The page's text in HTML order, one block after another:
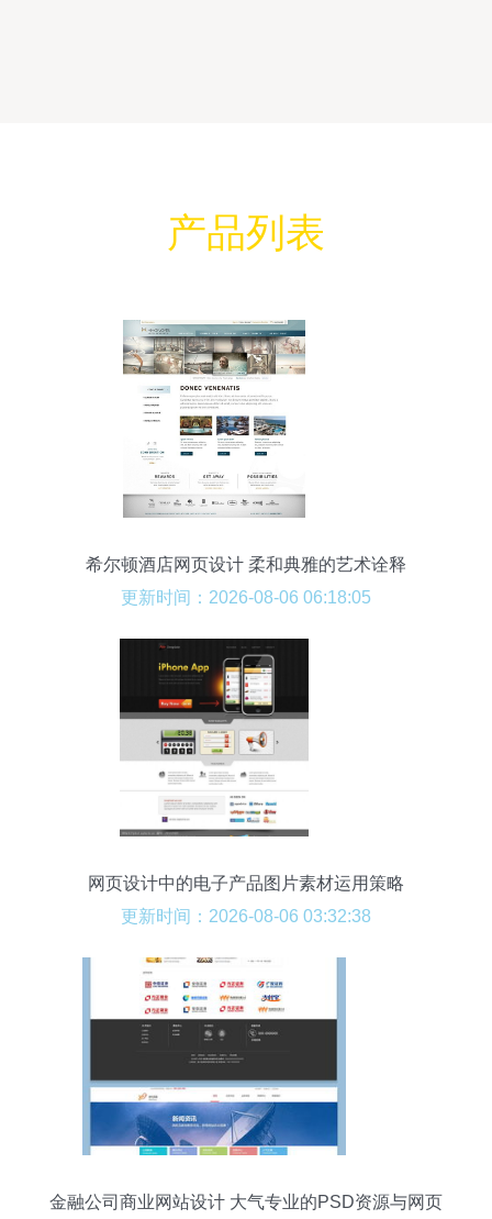
产品列表
希尔顿酒店网页设计 柔和典雅的艺术诠释
更新时间：2026-08-06 06:18:05
网页设计中的电子产品图片素材运用策略
更新时间：2026-08-06 03:32:38
金融公司商业网站设计 大气专业的PSD资源与网页